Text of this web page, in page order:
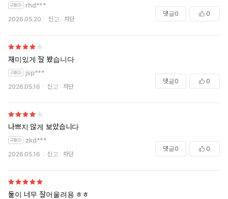
rhd***
2026.05.20 신고 차단
댓글0 0
재미있게 잘 봤습니다
jsp***
2026.05.16 신고 차단
댓글0 0
나쁘지 않게 보았습니다
zkd***
2026.05.16 신고 차단
댓글0 0
둘이 너무 잘어울려용 ㅎㅎ